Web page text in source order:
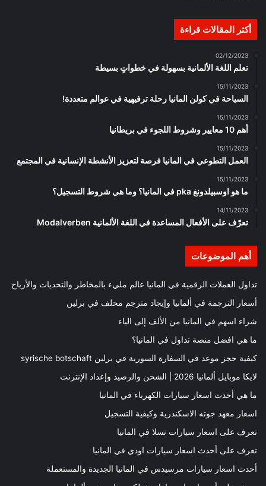
أكثر المقالات قراءة
02/12/2023
تعلم اللغة الألمانية بسهولة في خطواتٍ بسيطة
15/11/2023
السياحة في كولن المانيا رحلة ترفيهية في عوالم متعددة!
15/11/2023
أهم 10 معايير وشروط اللجوء في بريطانيا
15/11/2023
العمل التطوعي في المانيا فرصة لتعزيز الأنشطة الإنسانية في المجتمع
15/11/2023
ما هو اوسبيلدونغ pka في المانيا؟ وما هي شروط التسجيل؟
14/11/2023
تعرّف على الأفعال المساعدة في اللغة الألمانية Modalverben
أهم الموضوعات
تداول العملات الرقمية في المانيا عالم مليء بالمخاطر والتحديات والأرباح
أسعار الترجمة في ألمانيا وإيجاد مترجم محلف في برلين
شراء اسهم في المانيا من الألف إلى الياء
ما هي افضل منصة تداول في المانيا؟
كيفية حجز موعد في السفارة السورية في برلين syrische botschaft
لايكا موبايل ألمانيا 2026 | الشحن والرصيد وإعداد الإنترنت
ما هي أحدث اسعار سيارات الكهرباء في المانيا
اسعار معهد جوته الاسكندرية وكيفية التسجيل
تعرف على اسعار سيارات تسلا في المانيا
تعرف على أحدث اسعار سيارات اودي في المانيا
أحدث اسعار سيارات مرسيدس في المانيا الجديدة والمستعملة